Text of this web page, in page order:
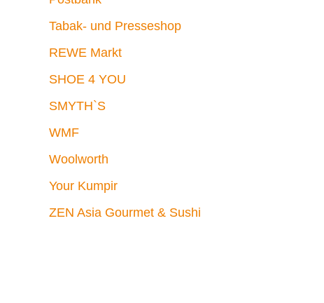
Tabak- und Presseshop
REWE Markt
SHOE 4 YOU
SMYTH`S
WMF
Woolworth
Your Kumpir
ZEN Asia Gourmet & Sushi